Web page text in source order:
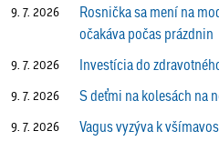
9. 7. 2026
Rosnička sa mení na
očakáva počas prázdnin
9. 7. 2026 Investícia do
9. 7. 2026 S deťmi na kolesách na
9. 7. 2026 Vagus vyzýva k